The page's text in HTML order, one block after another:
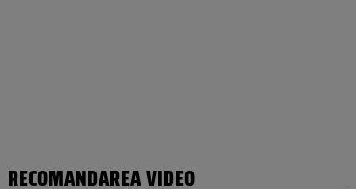
RECOMANDAREA VIDEO